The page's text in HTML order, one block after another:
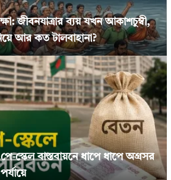
জীবনযাত্রার ব্যয় যখন আকাশচুম্বী,
আর কত টালবাহানা?
স্কেল বাস্তবায়নে ধাপে ধাপে অগ্রসর